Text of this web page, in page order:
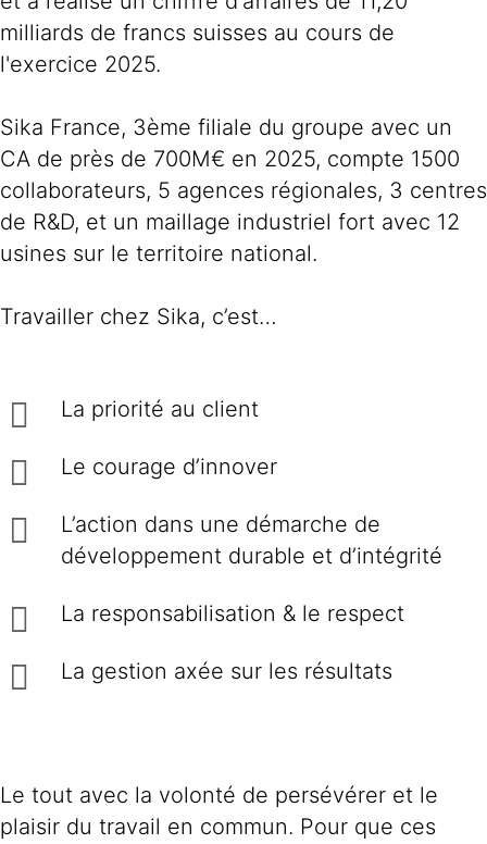
milliards de francs suisses au cours de
l'exercice 2025.
Sika France, 3ème filiale du groupe avec un
CA de près de 700M€ en 2025, compte 1500
collaborateurs, 5 agences régionales, 3 centres
de R&D, et un maillage industriel fort avec 12
usines sur le territoire national.
Travailler chez Sika, c’est…
La priorité au client
Le courage d’innover
L’action dans une démarche de
développement durable et d’intégrité
La responsabilisation & le respect
La gestion axée sur les résultats
Le tout avec la volonté de persévérer et le
plaisir du travail en commun. Pour que ces